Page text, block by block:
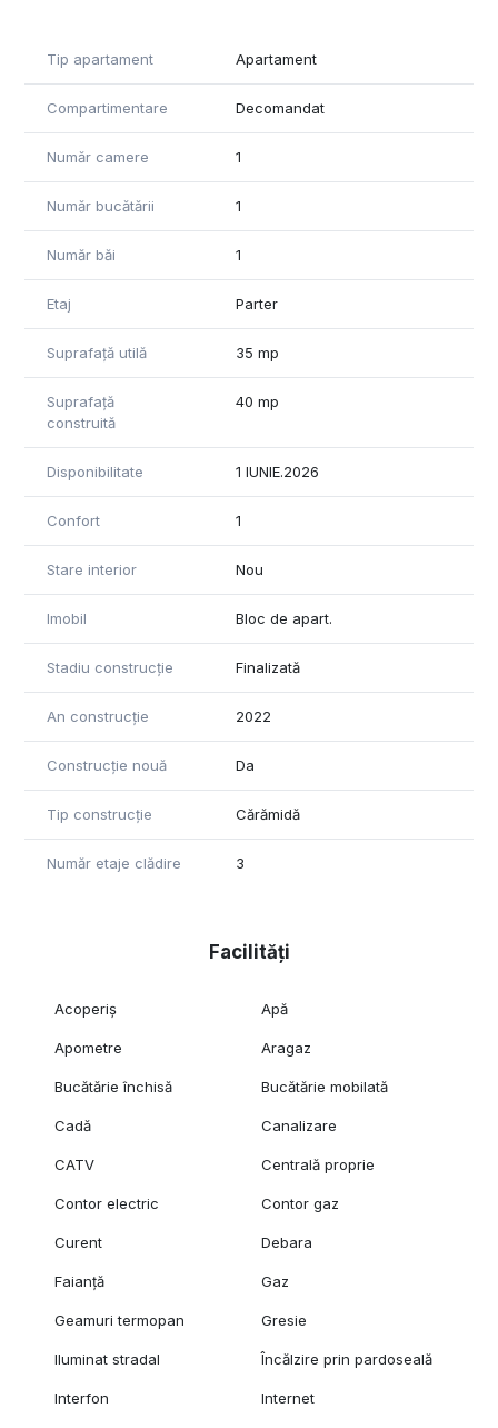
Tip apartament Apartament
Compartimentare Decomandat
Număr camere 1
Număr bucătării 1
Număr băi 1
Etaj Parter
Suprafață utilă 35 mp
Suprafață
construită
40 mp
Disponibilitate 1 IUNIE.2026
Confort 1
Stare interior Nou
Imobil Bloc de apart.
Stadiu construcție Finalizată
An construcție 2022
Construcție nouă Da
Tip construcție Cărămidă
Număr etaje clădire 3
Facilități
Acoperiș Apă
Apometre Aragaz
Bucătărie închisă Bucătărie mobilată
Cadă Canalizare
CATV Centrală proprie
Contor electric Contor gaz
Curent Debara
Faianță Gaz
Geamuri termopan Gresie
Iluminat stradal Încălzire prin pardoseală
Interfon Internet